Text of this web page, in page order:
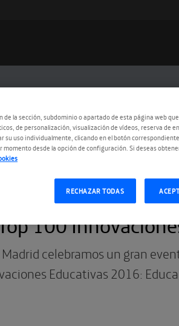
100
celebramos un gran
Educativas 2016:
la sección, subdominio o apartado de esta página web
de personalización, visualización de vídeos, reserva de
su uso individualmente, clicando en el botón
desde la opción de configuración. Si deseas
RECHAZAR TODAS